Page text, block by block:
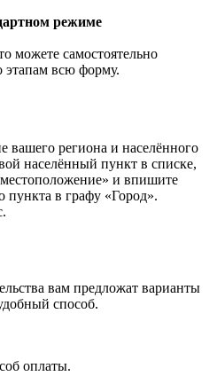
режиме
можете самостоятельно
этапам всю форму.
вашего региона и населённого
населённый пункт в списке,
и впишите
пункта в графу «Город».
вам предложат варианты
способ.
оплаты.